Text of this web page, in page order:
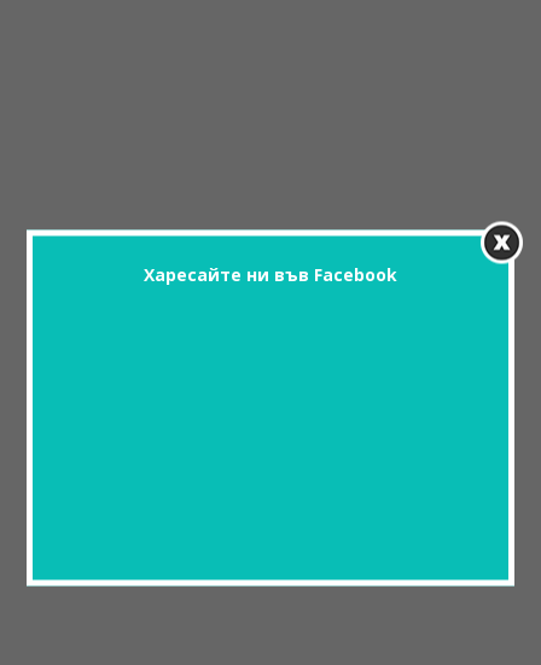
Харесайте ни във Facebook